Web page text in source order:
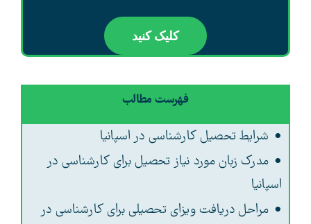
کلیک کنید
فهرست مطالب
شرایط تحصیل کارشناسی در اسپانیا
مدرک زبان مورد نیاز تحصیل برای کارشناسی در
اسپانیا
مراحل دریافت ویزای تحصیلی برای کارشناسی در